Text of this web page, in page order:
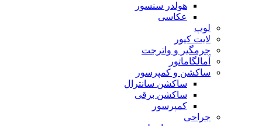
هولدر سنسور
عکاسی
لوپ
لایت کیور
جرمگیر و واترجت
آمالگاماتور
ساکشن و کمپرسور
ساکشن سانترال
ساکشن برقی
کمپرسور
جراحی